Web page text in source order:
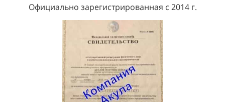
Официально зарегистрированная с 2014 г.